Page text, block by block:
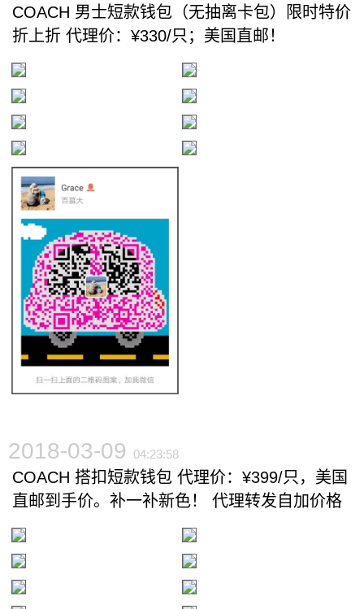
COACH 男士短款钱包（无抽离卡包）限时特价
折上折 代理价：¥330/只；美国直邮！
2018-03-09 04:23:58
COACH 搭扣短款钱包 代理价：¥399/只，美国
直邮到手价。补一补新色！ 代理转发自加价格